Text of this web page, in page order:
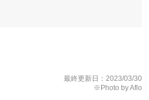
最終更新日： 2023/03/30
※Photo by Aflo